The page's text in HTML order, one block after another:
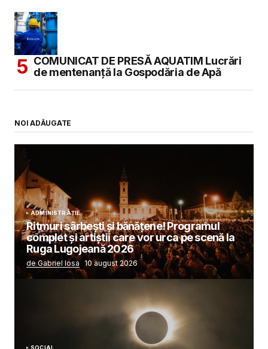
COMUNICAT DE PRESĂ AQUATIM Lucrări
de mentenanță la Gospodăria de Apă
NOI ADĂUGATE
ADMINISTRAȚIE
Ritmuri sârbești și bănățene! Programul
complet și artiștii care vor urca pe scenă la
Ruga Lugojeană 2026
de Gabriel Iosa 10 august 2026
SOCIAL